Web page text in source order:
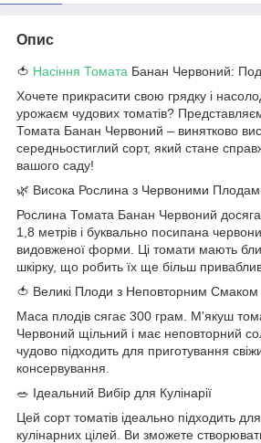
Опис
🍅 Насіння Томата Банан Червоний:
Хочете прикрасити свою грядку і
урожаєм чудових томатів?
Томата Банан Червоний – винятково
середньостиглий сорт, який стане
вашого саду!
🌿 Висока Рослина з Червоними
Рослина Томата Банан Червоний
1,8 метрів і буквально посипана
видовженої форми. Ці томати мають
шкірку, що робить їх ще більш
🍅 Великі Плоди з Неповторним Смаком
Маса плодів сягає 300 грам. М'якуш
Червоний щільний і має неповторний
чудово підходить для приготування
консервування.
🥗 Ідеальний Вибір для Кулінарії
Цей сорт томатів ідеально підходить
кулінарних цілей. Ви зможете